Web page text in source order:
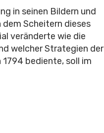
in seinen Bildern und
Scheitern dieses
veränderte wie die
welcher Strategien der
bediente, soll im